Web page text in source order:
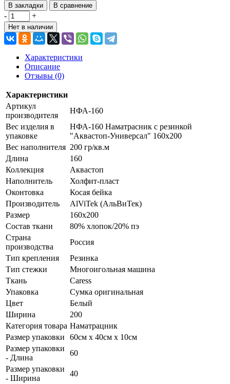
В закладки В сравнение
- +
Нет в наличии
Характеристики
Описание
Отзывы (0)
Характеристики
Артикул
производителя
НФА-160
Вес изделия в
упаковке
НФА-160 Наматрасник с резинкой
"Аквастоп-Универсал" 160х200
Вес наполнителя 200 гр/кв.м
Длина
160
Коллекция
Аквастоп
Наполнитель
Холфит-пласт
Оконтовка
Косая бейка
Производитель
AlViTek (АльВиТек)
Размер
160х200
Состав ткани
80% хлопок/20% пэ
Страна
производства
Россия
Тип крепления
Резинка
Тип стежки
Многоигольная машина
Ткань
Caress
Упаковка
Сумка оригинальная
Цвет
Белый
Ширина
200
Категория товара Наматрацник
Размер упаковки
60см х 40см х 10см
Размер упаковки
- Длина
60
Размер упаковки
- Ширина
40